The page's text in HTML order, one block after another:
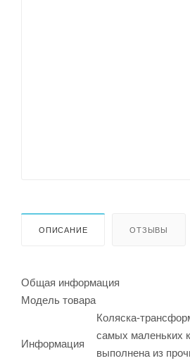
ОПИСАНИЕ ОТЗЫВЫ
Общая информация
Модель товара
Информация
Коляска-
самых маленьких
выполнена из